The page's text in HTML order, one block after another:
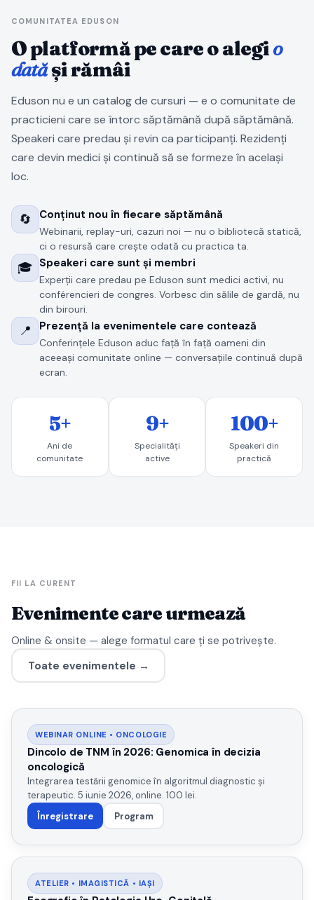
COMUNITATEA EDUSON
O platformă pe care o alegio
datăși rămâi
Eduson nu e un catalog de cursuri — e o comunitate de
practicieni care se întorc săptămână după săptămână.
Speakeri care predau și revin ca participanți. Rezidenți
care devin medici și continuă să se formeze în același
loc.
🔄 Conținut nou în fiecare săptămână
Webinarii, replay-uri, cazuri noi — nu o bibliotecă statică,
ci o resursă care crește odată cu practica ta.
🎓 Speakeri care sunt și membri
Experții care predau pe Eduson sunt medici activi, nu
conférencieri de congres. Vorbesc din sălile de gardă, nu
din birouri.
📍 Prezență la evenimentele care contează
Conferințele Eduson aduc față în față oameni din
aceeași comunitate online — conversațiile continuă după
ecran.
5+
Ani de
comunitate
9+
Specialități
active
100+
Speakeri din
practică
FII LA CURENT
Evenimente care urmează
Online & onsite — alege formatul care ți se potrivește.
Toate evenimentele →
WEBINAR ONLINE • ONCOLOGIE
Dincolo de TNM în 2026: Genomica în decizia
oncologică
Integrarea testării genomice în algoritmul diagnostic și
terapeutic. 5 iunie 2026, online. 100 lei.
Înregistrare
Program
ATELIER • IMAGISTICĂ • IAȘI